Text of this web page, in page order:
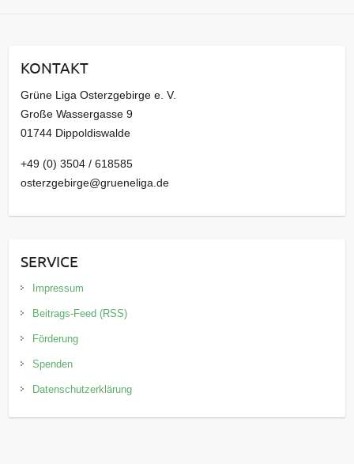
v
KONTAKT
Grüne Liga Osterzgebirge e. V.
Große Wassergasse 9
01744 Dippoldiswalde
+49 (0) 3504 / 618585
osterzgebirge@grueneliga.de
SERVICE
Impressum
Beitrags-Feed (RSS)
Förderung
Spenden
Datenschutzerklärung